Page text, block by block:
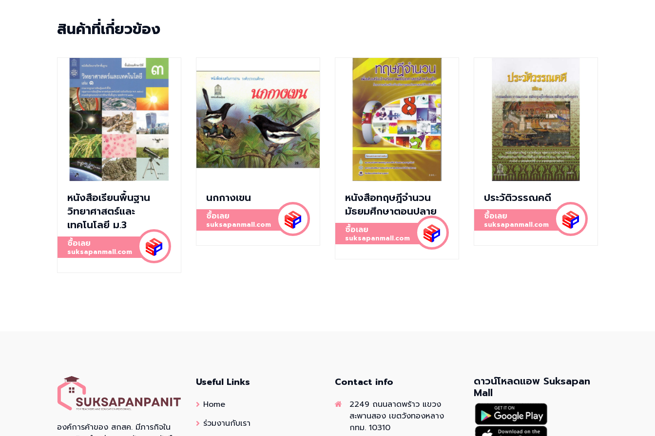
สินค้าที่เกี่ยวข้อง
หนังสือเรียนพื้นฐาน
วิทยาศาสตร์และ
เทคโนโลยี ม.3
ซื้อเลย
suksapanmall.com
นกกางเขน
ซื้อเลย
suksapanmall.com
หนังสือทฤษฎีจำนวน
มัธยมศึกษาตอนปลาย
ซื้อเลย
suksapanmall.com
ประวัติวรรณคดี
ซื้อเลย
suksapanmall.com
องค์การค้าของ สกสค. มีภารกิจใน
Useful Links
Home
ร่วมงานกับเรา
Contact info
2249 ถนนลาดพร้าว แขวง
สะพานสอง เขตวังทองหลาง
กทม. 10310
ดาวน์โหลดแอพ Suksapan
Mall